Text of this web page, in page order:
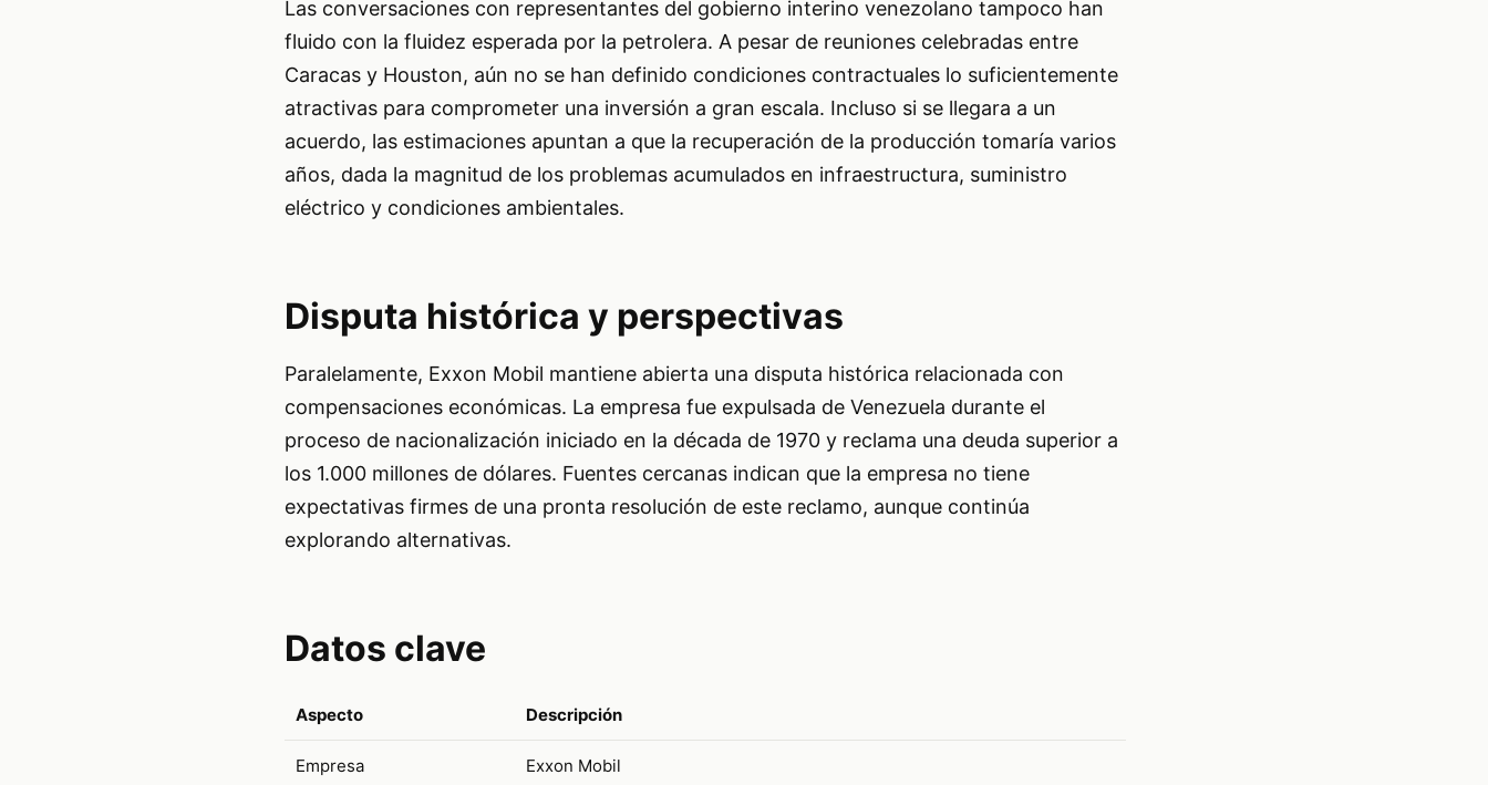
Las conversaciones con representantes del gobierno interino venezolano tampoco han
fluido con la fluidez esperada por la petrolera. A pesar de reuniones celebradas entre
Caracas y Houston, aún no se han definido condiciones contractuales lo suficientemente
atractivas para comprometer una inversión a gran escala. Incluso si se llegara a un
acuerdo, las estimaciones apuntan a que la recuperación de la producción tomaría varios
años, dada la magnitud de los problemas acumulados en infraestructura, suministro
eléctrico y condiciones ambientales.
Disputa histórica y perspectivas
Paralelamente, Exxon Mobil mantiene abierta una disputa histórica relacionada con
compensaciones económicas. La empresa fue expulsada de Venezuela durante el
proceso de nacionalización iniciado en la década de 1970 y reclama una deuda superior a
los 1.000 millones de dólares. Fuentes cercanas indican que la empresa no tiene
expectativas firmes de una pronta resolución de este reclamo, aunque continúa
explorando alternativas.
Datos clave
Aspecto Descripción
Empresa Exxon Mobil